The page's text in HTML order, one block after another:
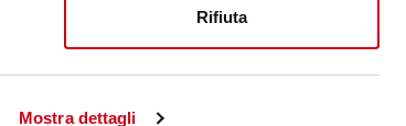
Mostra dettagli
Rifiuta